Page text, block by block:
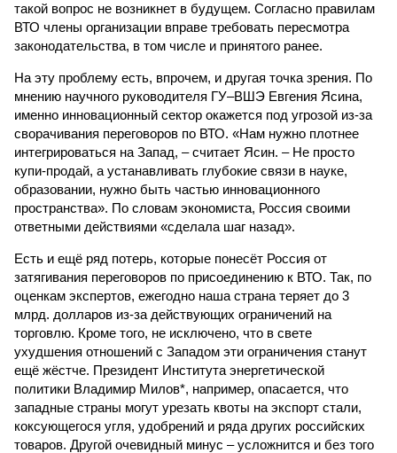
такой вопрос не возникнет в будущем. Согласно правилам
ВТО члены организации вправе требовать пересмотра
законодательства, в том числе и принятого ранее.
На эту проблему есть, впрочем, и другая точка зрения. По
мнению научного руководителя ГУ–ВШЭ Евгения Ясина,
именно инновационный сектор окажется под угрозой из-за
сворачивания переговоров по ВТО. «Нам нужно плотнее
интегрироваться на Запад, – считает Ясин. – Не просто
купи-продай, а устанавливать глубокие связи в науке,
образовании, нужно быть частью инновационного
пространства». По словам экономиста, Россия своими
ответными действиями «сделала шаг назад».
Есть и ещё ряд потерь, которые понесёт Россия от
затягивания переговоров по присоединению к ВТО. Так, по
оценкам экспертов, ежегодно наша страна теряет до 3
млрд. долларов из-за действующих ограничений на
торговлю. Кроме того, не исключено, что в свете
ухудшения отношений с Западом эти ограничения станут
ещё жёстче. Президент Института энергетической
политики Владимир Милов*, например, опасается, что
западные страны могут урезать квоты на экспорт стали,
коксующегося угля, удобрений и ряда других российских
товаров. Другой очевидный минус – усложнится и без того